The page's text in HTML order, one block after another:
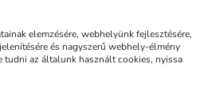
Küldés
elemzésére, webhelyünk fejlesztésére,
és nagyszerű webhely-élmény
tudni az általunk használt cookies, nyissa